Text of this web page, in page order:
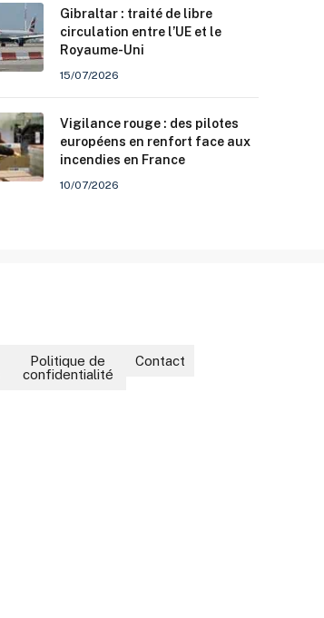
Gibraltar : traité de libre
circulation entre l’UE et le
Royaume-Uni
15/07/2026
Vigilance rouge : des pilotes
européens en renfort face aux
incendies en France
10/07/2026
Politique de
confidentialité
Contact